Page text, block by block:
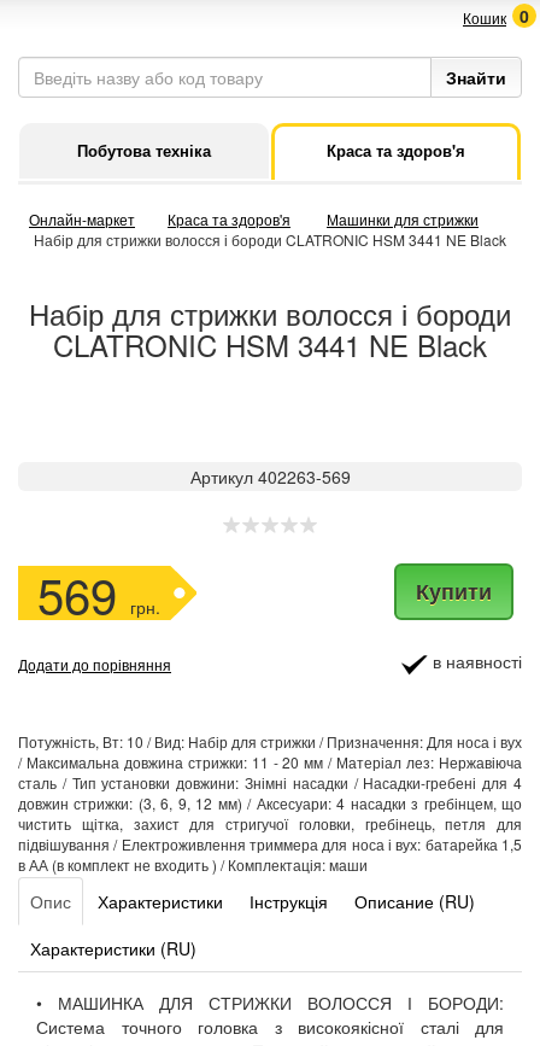
Кошик 0
Побутова техніка Краса та здоров'я
Онлайн-маркет Краса та здоров'я
Машинки для стрижки
Набір для стрижки волосся і бороди CLATRONIC HSM 3441 NE Black
Набір для стрижки волосся і бороди
CLATRONIC HSM 3441 NE Black
Артикул 402263-569
569 грн.
Додати до порівняння
Купити
в наявності
Потужність, Вт: 10 / Вид: Набір для стрижки / Призначення: Для носа і вух
/ Максимальна довжина стрижки: 11 - 20 мм / Матеріал лез: Нержавіюча
сталь / Тип установки довжини: Знімні насадки / Насадки-гребені для 4
довжин стрижки: (3, 6, 9, 12 мм) / Аксесуари: 4 насадки з гребінцем, що
чистить щітка, захист для стригучої головки, гребінець, петля для
підвішування / Електроживлення триммера для носа і вух: батарейка 1,5
в АА (в комплект не входить ) / Комплектація: маши
Опис Характеристики Інструкція
Описание (RU)
Характеристики (RU)
• МАШИНКА ДЛЯ СТРИЖКИ ВОЛОССЯ І БОРОДИ:
Система точного головка з високоякісної сталі для